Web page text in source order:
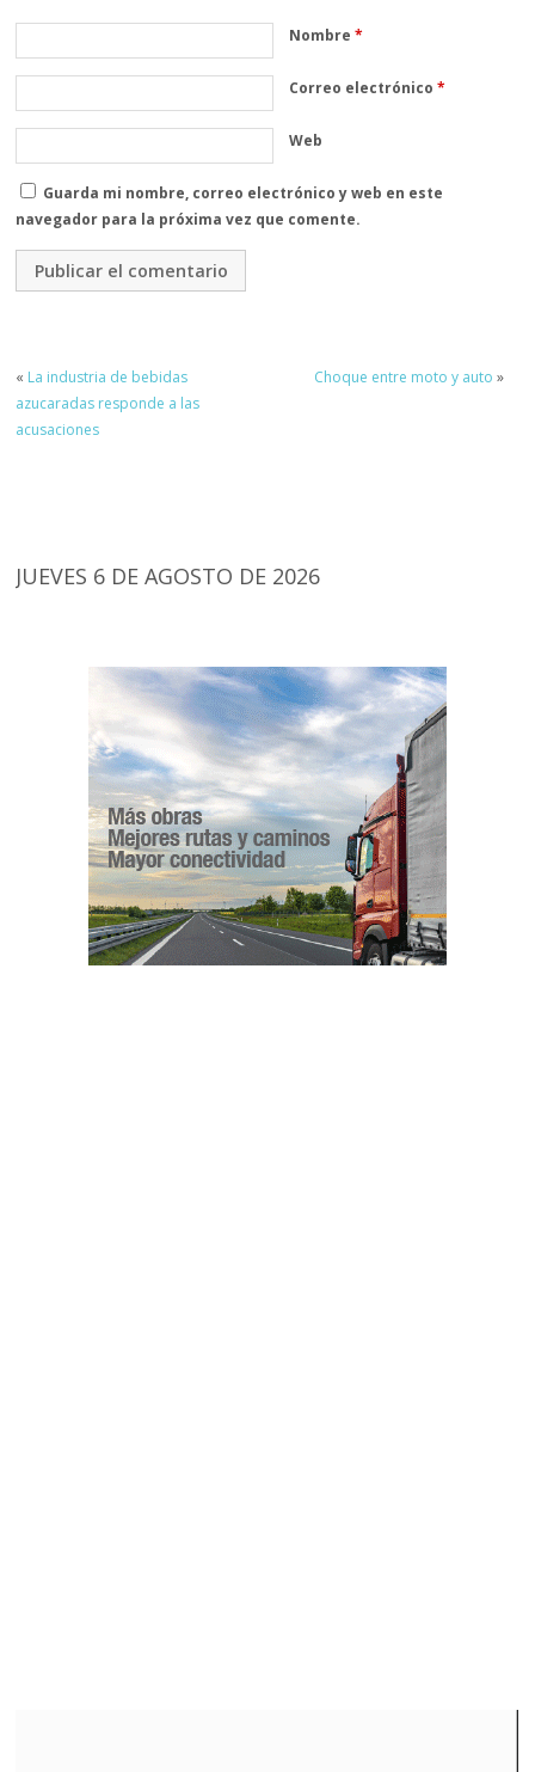
Nombre*
Correo electrónico*
Web
Guarda mi nombre, correo electrónico y web en este
navegador para la próxima vez que comente.
« La industria de bebidas
azucaradas responde a las
acusaciones
Choque entre moto y auto »
JUEVES 6 DE AGOSTO DE 2026